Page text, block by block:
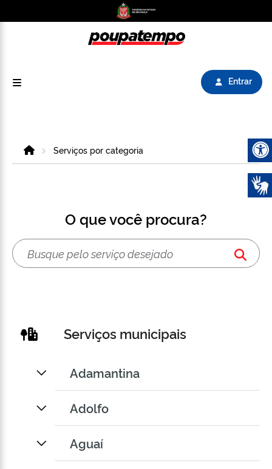
Entrar
HomeServiços por categoria
O que você procura?
Serviços municipais
Adamantina
Adolfo
Aguaí